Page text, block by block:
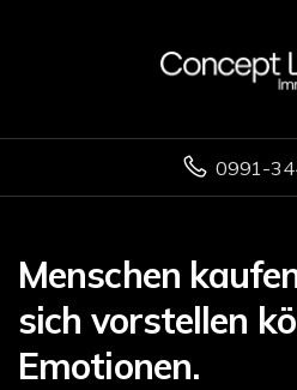
0991-
Menschen
sich vorstellen
Emotionen.